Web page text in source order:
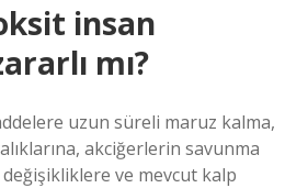
insan
mı?
uzun süreli maruz kalma,
akciğerlerin savunma
ve mevcut kalp